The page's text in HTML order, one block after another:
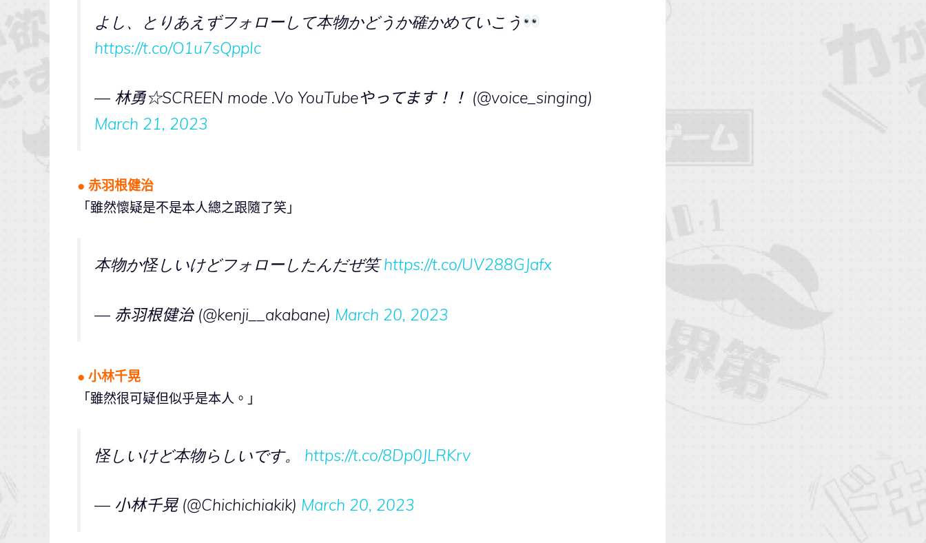
よし、とりあえずフォローして本物かどうか確かめていこう
https://t.co/O1u7sQppIc
— 林勇☆SCREEN mode .Vo YouTubeやってます！！ (@voice_singing)
March 21, 2023
● 赤羽根健治
「雖然懷疑是不是本人總之跟隨了笑」
本物か怪しいけどフォローしたんだぜ笑https://t.co/UV288GJafx
— 赤羽根健治 (@kenji__akabane) March 20, 2023
● 小林千晃
「雖然很可疑但似乎是本人。」
怪しいけど本物らしいです。 https://t.co/8Dp0JLRKrv
— 小林千晃 (@Chichichiakik) March 20, 2023